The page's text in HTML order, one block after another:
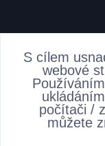
S cílem
webové
počítači /
můžete